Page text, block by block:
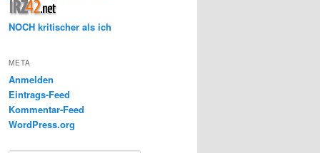
NOCH kritischer als ich
META
Anmelden
Eintrags-Feed
Kommentar-Feed
WordPress.org